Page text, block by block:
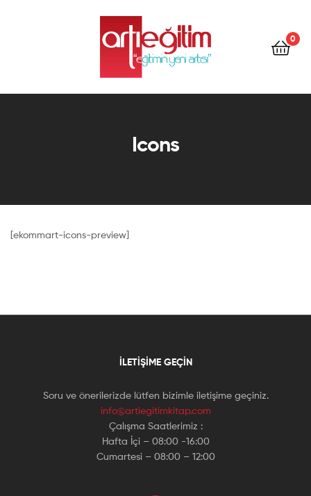
Artı
Kitap
0
Icons
[ekommart-icons-preview]
İLETIŞIME GEÇIN
Soru ve önerilerizde lütfen bizimle iletişime geçiniz.
info@artiegitimkitap.com
Çalışma Saatlerimiz :
Hafta İçi – 08:00 -16:00
Cumartesi – 08:00 – 12:00